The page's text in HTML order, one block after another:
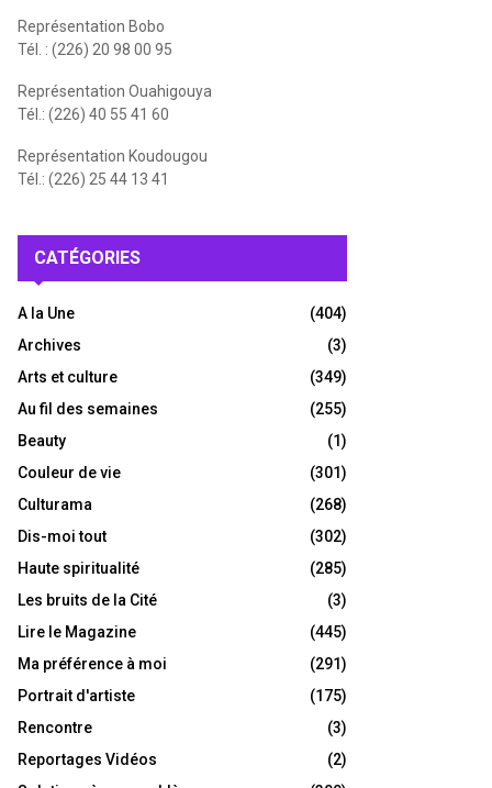
Représentation Bobo
Tél. : (226) 20 98 00 95
Représentation Ouahigouya
Tél.: (226) 40 55 41 60
Représentation Koudougou
Tél.: (226) 25 44 13 41
CATÉGORIES
A la Une
(404)
Archives
(3)
Arts et culture
(349)
Au fil des semaines
(255)
Beauty
(1)
Couleur de vie
(301)
Culturama
(268)
Dis-moi tout
(302)
Haute spiritualité
(285)
Les bruits de la Cité
(3)
Lire le Magazine
(445)
Ma préférence à moi
(291)
Portrait d'artiste
(175)
Rencontre
(3)
Reportages Vidéos
(2)